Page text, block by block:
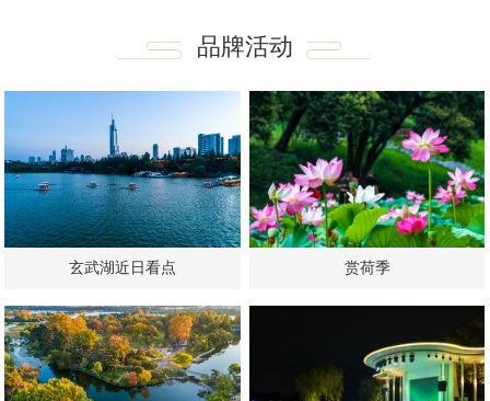
品牌活动
玄武湖近日看点 赏荷季